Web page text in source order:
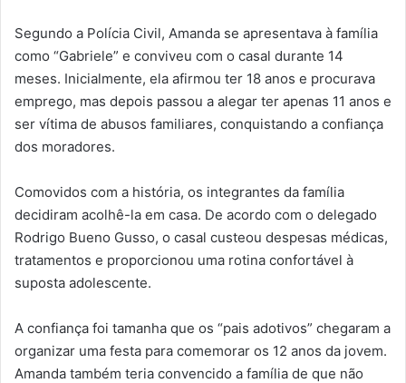
Segundo a Polícia Civil, Amanda se apresentava à família
como “Gabriele” e conviveu com o casal durante 14
meses. Inicialmente, ela afirmou ter 18 anos e procurava
emprego, mas depois passou a alegar ter apenas 11 anos e
ser vítima de abusos familiares, conquistando a confiança
dos moradores.
Comovidos com a história, os integrantes da família
decidiram acolhê-la em casa. De acordo com o delegado
Rodrigo Bueno Gusso, o casal custeou despesas médicas,
tratamentos e proporcionou uma rotina confortável à
suposta adolescente.
A confiança foi tamanha que os “pais adotivos” chegaram a
organizar uma festa para comemorar os 12 anos da jovem.
Amanda também teria convencido a família de que não